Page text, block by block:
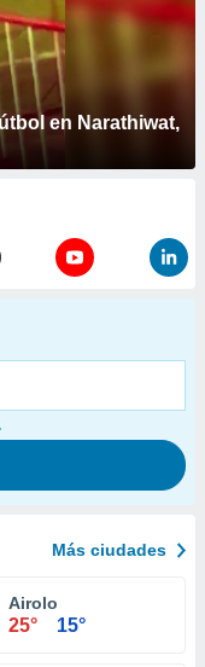
en Narathiwat,
Más ciudades
Airolo
25° 15°